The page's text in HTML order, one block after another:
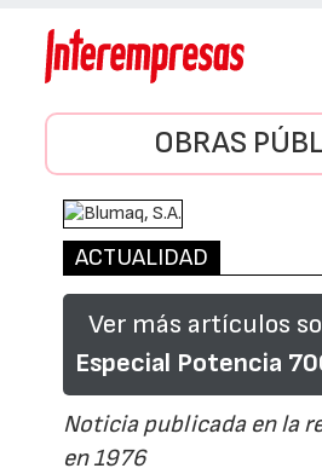
OBRAS
ACTUALIDAD
Ver más artículos
Especial Potencia
Noticia publicada en la
en 1976